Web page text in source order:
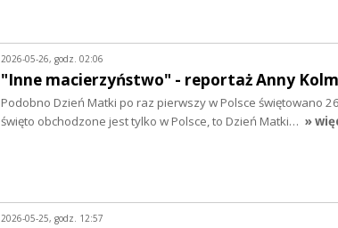
2026-05-26, godz. 02:06
"Inne macierzyństwo" - reportaż Anny
Podobno Dzień Matki po raz pierwszy w Polsce świętowano
święto obchodzone jest tylko w Polsce, to Dzień Matki… »
2026-05-25, godz. 12:57